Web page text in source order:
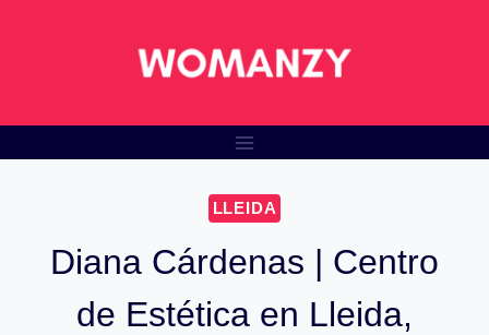
LLEIDA
Diana Cárdenas | Centro
de Estética en Lleida,